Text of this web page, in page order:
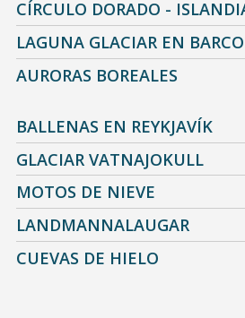
CÍRCULO DORADO -
LAGUNA GLACIAR EN BARCO
AURORAS BOREALES
BALLENAS EN REYKJAVÍK
GLACIAR VATNAJOKULL
MOTOS DE NIEVE
LANDMANNALAUGAR
CUEVAS DE HIELO